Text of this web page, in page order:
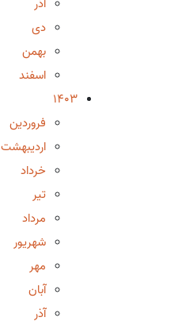
آذر
دی
بهمن
اسفند
1403
فروردین
اردیبهشت
خرداد
تیر
مرداد
شهریور
مهر
آبان
آذر